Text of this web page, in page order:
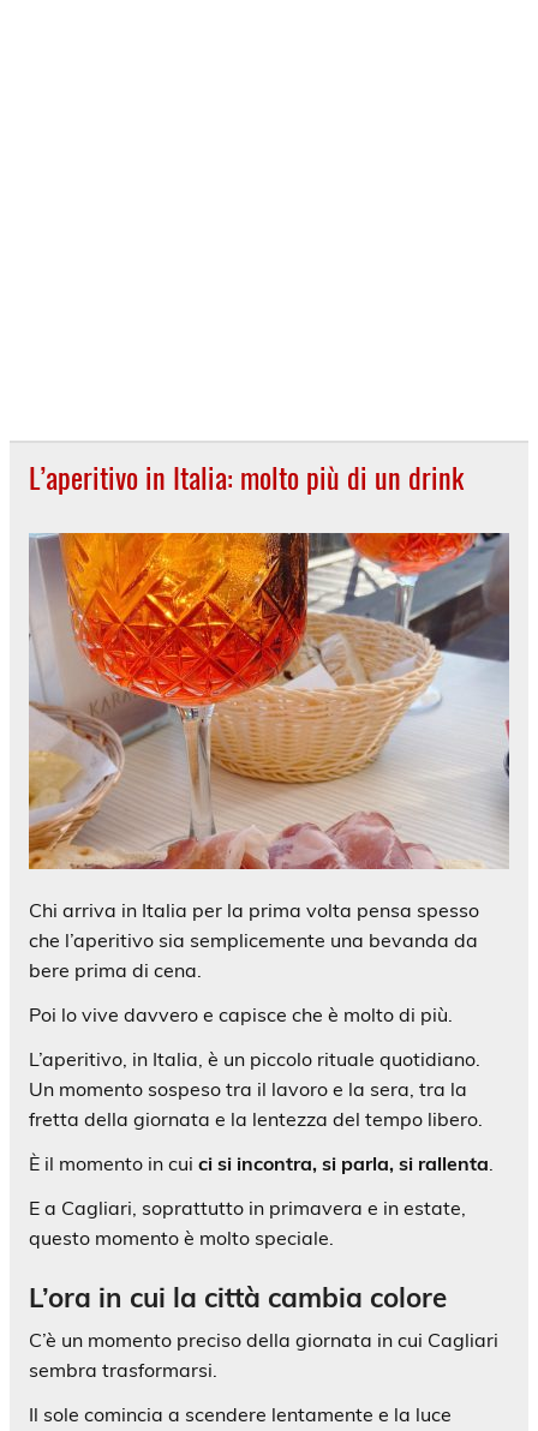
L’aperitivo in Italia: molto più di un drink
Chi arriva in Italia per la prima volta pensa spesso
che l’aperitivo sia semplicemente una bevanda da
bere prima di cena.
Poi lo vive davvero e capisce che è molto di più.
L’aperitivo, in Italia, è un piccolo rituale quotidiano.
Un momento sospeso tra il lavoro e la sera, tra la
fretta della giornata e la lentezza del tempo libero.
È il momento in cui ci si incontra, si parla, si rallenta
E a Cagliari, soprattutto in primavera e in estate,
questo momento è molto speciale.
L’ora in cui la città cambia colore
C’è un momento preciso della giornata in cui Cagliari
sembra trasformarsi.
Il sole comincia a scendere lentamente e la luce